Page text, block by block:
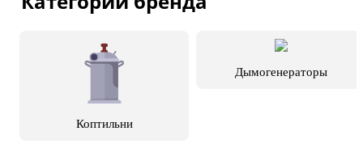
Коптильни
Дымогенераторы